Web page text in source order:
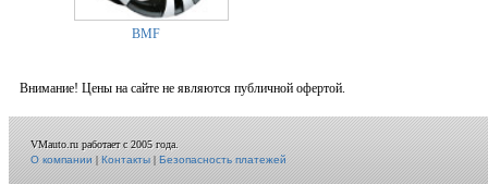
BMF
Внимание! Цены на сайте не являются публичной офертой.
VMauto.ru работает с 2005 года.
О компании|Контакты|Безопасность платежей